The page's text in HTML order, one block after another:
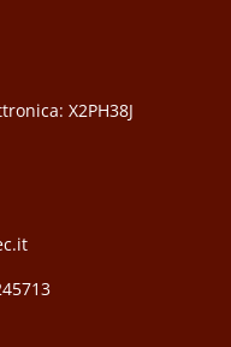
X2PH38J